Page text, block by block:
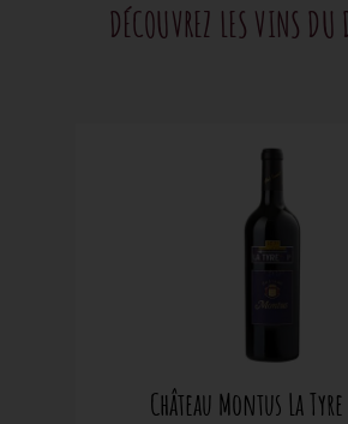
DÉCOUVREZ LES VINS DU
Château Montus La